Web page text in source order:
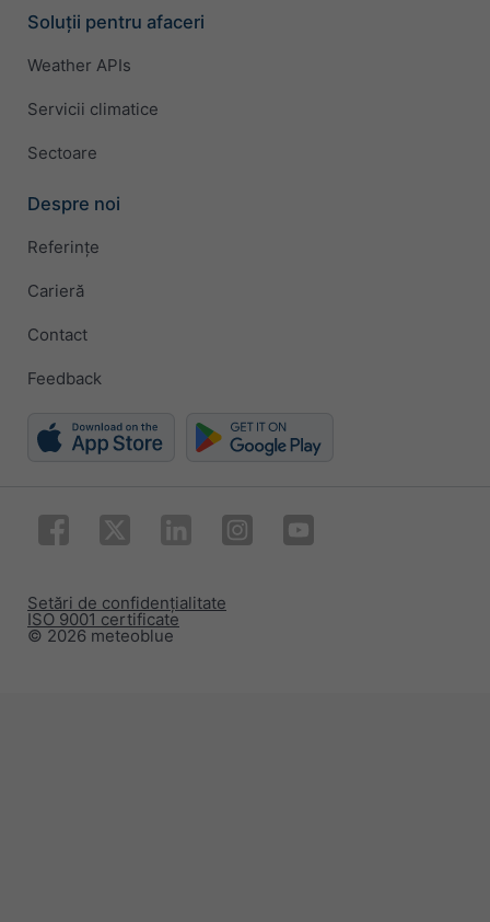
Soluții pentru afaceri
Weather APIs
Servicii climatice
Sectoare
Despre noi
Referințe
Carieră
Contact
Feedback
© 2026 meteoblue
ISO 9001 certificate
Setări de confidențialitate